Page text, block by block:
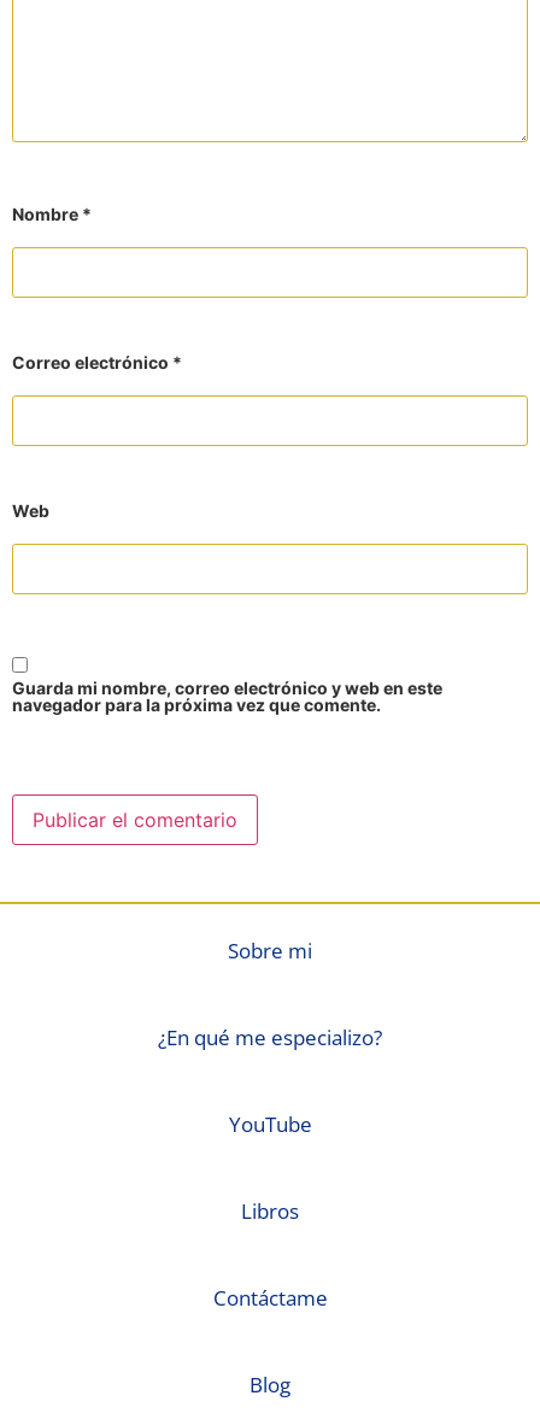
Nombre *
Correo electrónico *
Web
Guarda mi nombre, correo electrónico y web en este
navegador para la próxima vez que comente.
Sobre mi
¿En qué me especializo?
YouTube
Libros
Contáctame
Blog